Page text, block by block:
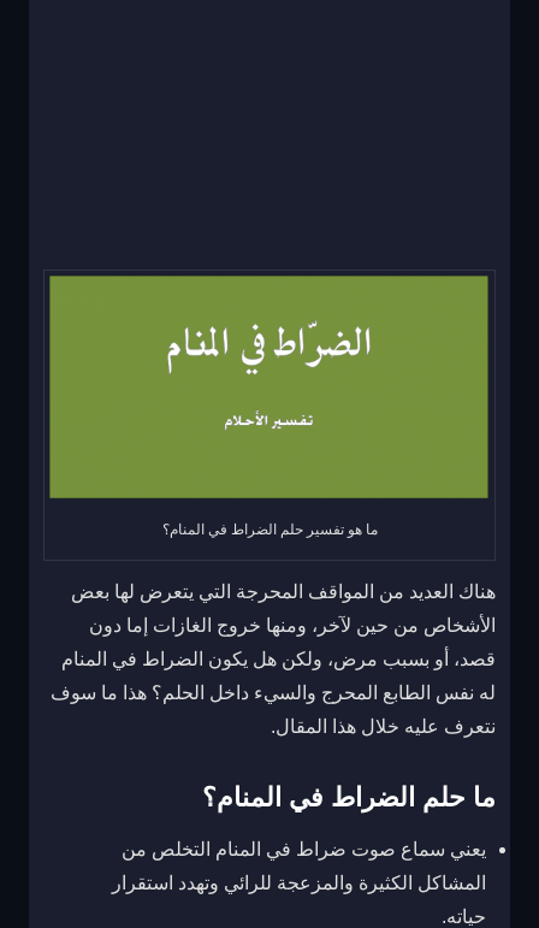
ما هو تفسير حلم الضراط في المنام؟
هناك العديد من المواقف المحرجة التي يتعرض لها بعض
الأشخاص من حين لآخر، ومنها خروج الغازات إما دون
قصد، أو بسبب مرض، ولكن هل يكون الضراط في المنام
له نفس الطابع المحرج والسيء داخل الحلم؟ هذا ما سوف
نتعرف عليه خلال هذا المقال.
ما حلم الضراط في المنام؟
يعني سماع صوت ضراط في المنام التخلص من
المشاكل الكثيرة والمزعجة للرائي وتهدد استقرار
حياته.